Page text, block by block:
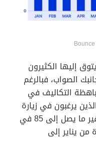
إليها الكثيرون
الصواب، فبالرغم
التكاليف في
يرغبون في زيارة
مالي، عاصمة الأرخبيل الساحر، توفير ما يصل إلى 85 في
من يناير إلى